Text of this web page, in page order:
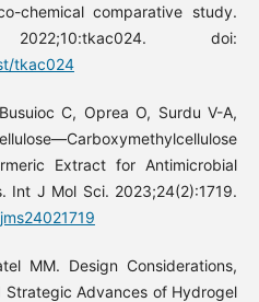
chemical comparative study.
doi:
tkac024
C, Oprea O, Surdu V-A,
Extract for Antimicrobial
Int J Mol Sci. 2023;24(2):1719.
MM. Design Considerations,
Strategic Advances of Hydrogel